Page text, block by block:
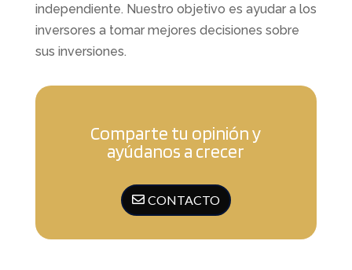
independiente. Nuestro objetivo es ayudar a los
inversores a tomar mejores decisiones sobre
sus inversiones.
Comparte tu opinión y
ayúdanos a crecer
CONTACTO